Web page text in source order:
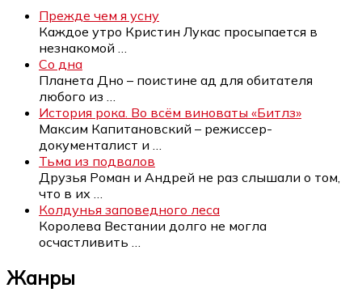
Прежде чем я усну
Каждое утро Кристин Лукас просыпается в
незнакомой
Со дна
Планета Дно – поистине ад для обитателя
любого из
История рока. Во всём виноваты «Битлз»
Максим Капитановский – режиссер-
документалист и
Тьма из подвалов
Друзья Роман и Андрей не раз слышали о том,
что в их
Колдунья заповедного леса
Королева Вестании долго не могла
осчастливить
Жанры